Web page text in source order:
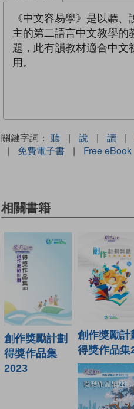
《中文容易學》是以聽
主的第二語言中文教學的
題，此有韻教材適合中文
用。
關鍵字詞： 聽 | 說 | 讀 |
|
免費電子書 | Free eBook
相關書籍
創作獎勵計劃
得獎作品集
2023
創作獎勵計
得獎作品集